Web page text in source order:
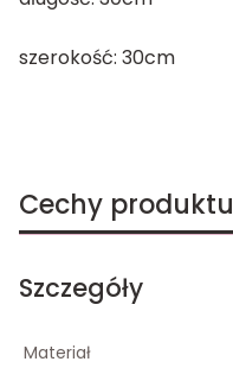
szerokość: 30cm
Cechy produktu
Szczegóły
Materiał